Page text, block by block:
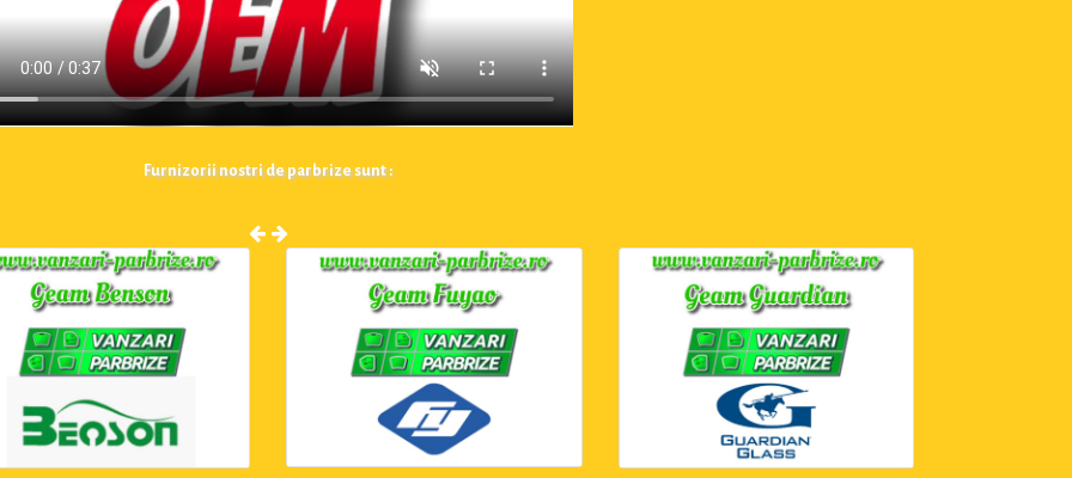
Furnizorii nostri de parbrize sunt :